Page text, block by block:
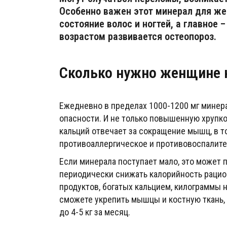
Особенно важен этот минерал для
состояние волос и ногтей, а
возрастом развивается остеопороз.
Сколько нужно женщине
Ежедневно в пределах 1000-1200 мг
опасности. И не только повышенную
кальций отвечает за сокращение мышц, в
противоаллергическое и
Если минерала поступает мало, это может
периодически снижать калорийность
продуктов, богатых кальцием, килограммы
сможете укрепить мышцы и костную
до 4-5 кг за месяц.